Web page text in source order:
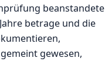
beanstandete
betrage und die
gewesen,